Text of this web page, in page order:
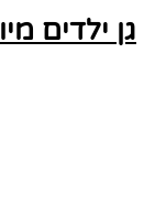
גן ילדים